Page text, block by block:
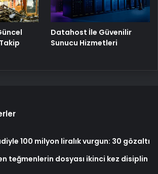
Datahost İle Güvenilir
Sunucu Hizmetleri
100 milyon liralık vurgun: 30 gözaltı
teğmenlerin dosyası ikinci kez disiplin